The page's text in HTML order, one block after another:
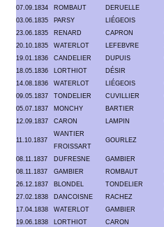
07.09.1834
ROMBAUT DERUELLE
03.06.1835
PARSY LIÉGEOIS
23.06.1835
RENARD CAPRON
20.10.1835
WATERLOT LEFEBVRE
19.01.1836
CANDELIER DUPUIS
18.05.1836
LORTHIOT DÉSIR
14.08.1836
WATERLOT LIÉGEOIS
09.05.1837
TONDELIER CUVILLIER
05.07.1837
MONCHY BARTIER
12.09.1837
CARON LAMPIN
11.10.1837
WANTIER
FROISSART
GOURLEZ
08.11.1837 DUFRESNE GAMBIER
08.11.1837
GAMBIER ROMBAUT
26.12.1837
BLONDEL TONDELIER
27.02.1838
DANCOISNE RACHEZ
17.04.1838
WATERLOT GAMBIER
19.06.1838
LORTHIOT CARON